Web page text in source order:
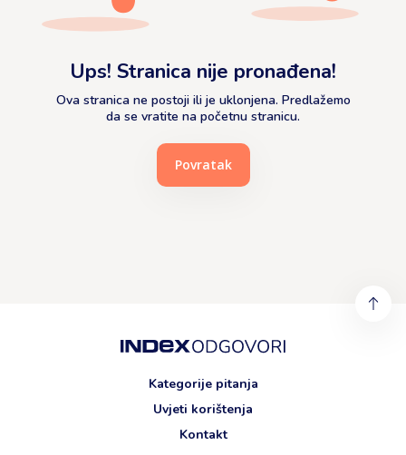
Ups! Stranica nije pronađena!
Ova stranica ne postoji ili je uklonjena. Predlažemo
da se vratite na početnu stranicu.
Povratak
Kategorije pitanja
Uvjeti korištenja
Kontakt